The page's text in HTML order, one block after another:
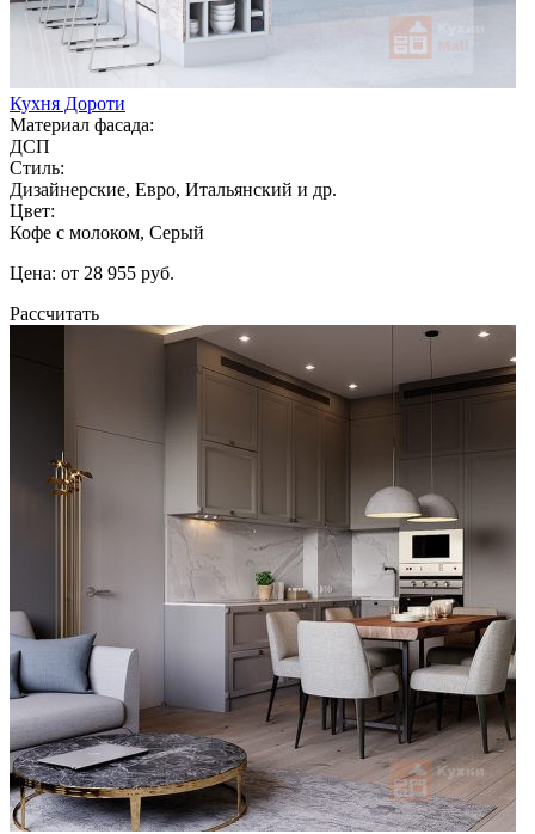
Кухня Дороти
Материал фасада:
ДСП
Стиль:
Дизайнерские, Евро, Итальянский и др.
Цвет:
Кофе с молоком, Серый
Цена: от 28 955 руб.
Рассчитать